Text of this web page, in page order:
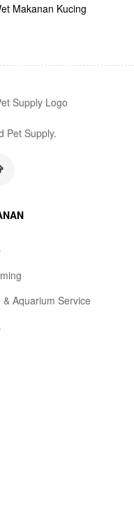
Makanan Kucing
Pet Supply.
& Aquarium Service